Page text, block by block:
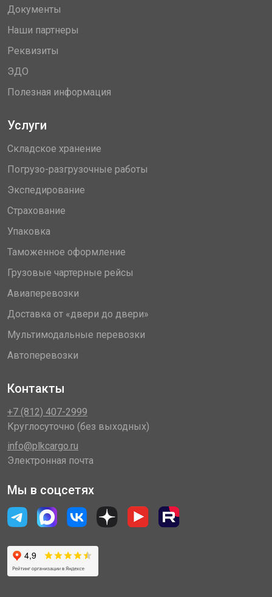
Документы
Наши партнеры
Реквизиты
ЭДО
Полезная информация
Услуги
Складское хранение
Погрузо-разгрузочные работы
Экспедирование
Страхование
Упаковка
Таможенное оформление
Грузовые чартерные рейсы
Авиаперевозки
Доставка от «двери до двери»
Мультимодальные перевозки
Автоперевозки
Контакты
+7 (812) 407-2999
Круглосуточно (без выходных)
info@plkcargo.ru
Электронная почта
Мы в соцсетях